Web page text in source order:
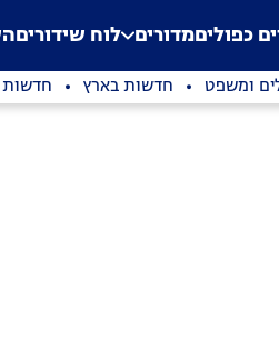
Application error: a
. כפוליםמדורים לוח שידורים
ומשפט חדשות בארץ חדשות